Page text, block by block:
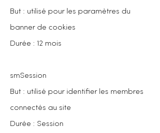
But : utilisé pour les paramètres du
banner de cookies
Durée : 12 mois
smSession
But : utilisé pour identifier les membres
connectés au site
Durée : Session